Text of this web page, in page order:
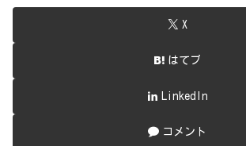
X
はてブ
LinkedIn
コメント